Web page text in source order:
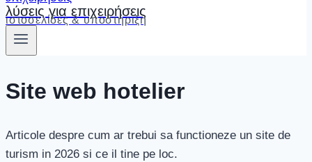
λύσεις για επιχειρήσεις
ιστοσελίδες & υποστήριξη
Site web hotelier
Articole despre cum ar trebui sa functioneze un site de
turism in 2026 si ce il tine pe loc.